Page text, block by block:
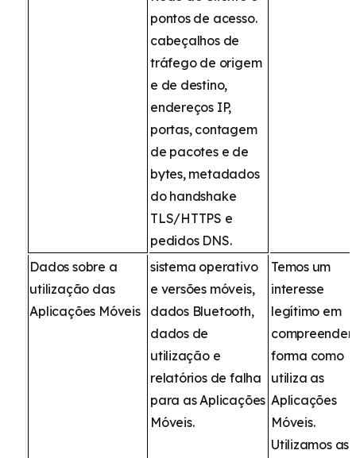
pontos de acesso.
cabeçalhos de
tráfego de origem
e de destino,
endereços IP,
portas, contagem
de pacotes e de
bytes, metadados
do handshake
TLS/HTTPS e
pedidos DNS.
Dados sobre a
utilização das
Aplicações Móveis
sistema operativo
e versões móveis,
dados Bluetooth,
dados de
utilização e
relatórios de falha
para as Aplicações
Móveis.
Temos um
interesse
legítimo em
compreender
forma como
utiliza as
Aplicações
Móveis.
Utilizamos as